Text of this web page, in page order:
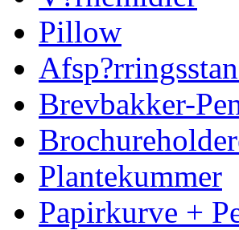
Pillow
Brevbakker-
Plantekummer
Papirkurve +